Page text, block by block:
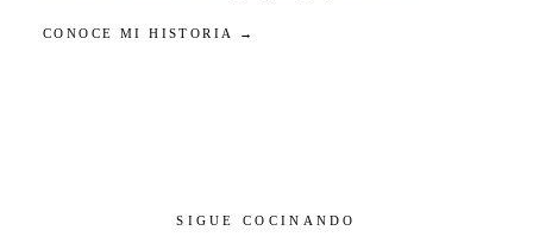
CONOCE MI HISTORIA →
SIGUE COCINANDO